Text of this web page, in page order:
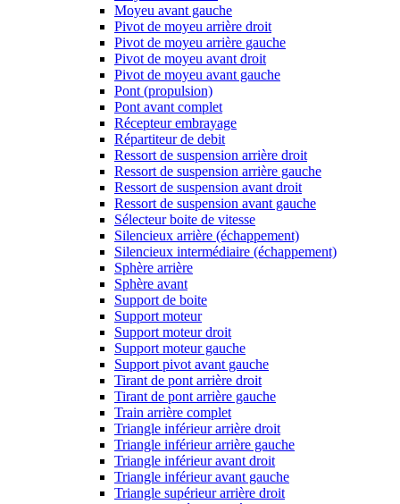
Moyeu avant gauche
Pivot de moyeu arrière droit
Pivot de moyeu arrière gauche
Pivot de moyeu avant droit
Pivot de moyeu avant gauche
Pont (propulsion)
Pont avant complet
Récepteur embrayage
Répartiteur de debit
Ressort de suspension arrière droit
Ressort de suspension arrière gauche
Ressort de suspension avant droit
Ressort de suspension avant gauche
Sélecteur boite de vitesse
Silencieux arrière (échappement)
Silencieux intermédiaire (échappement)
Sphère arrière
Sphère avant
Support de boite
Support moteur
Support moteur droit
Support moteur gauche
Support pivot avant gauche
Tirant de pont arrière droit
Tirant de pont arrière gauche
Train arrière complet
Triangle inférieur arrière droit
Triangle inférieur arrière gauche
Triangle inférieur avant droit
Triangle inférieur avant gauche
Triangle supérieur arrière droit